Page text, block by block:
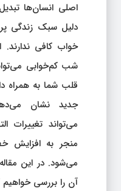
اصلی انسان‌ها
دلیل سبک زندگی
خواب کافی
شب کم‌خوابی
قلب شما به همراه
جدید نشان
می‌تواند تغییرات
منجر به افزایش
می‌شود. در این
آن را بررسی خواهیم